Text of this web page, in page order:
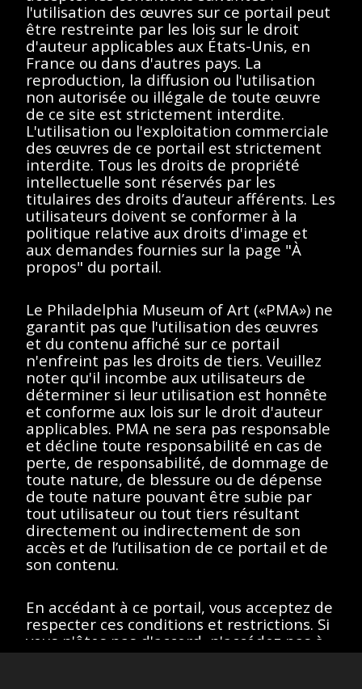
< Toutes les séries
Suzanne Duchamp dans un jardin
Afficher éléments <<<
Aucun résultat
trouvé.
Veuillez essayer de
supprimer les filtres ou
essayez un autre terme
de recherche.
Afficher éléments << < >>>
Toutes les œuvres de ce site sont protégées par les lois sur
le droit d'auteur des États-Unis, de la France ou d'autres
pays, selon le cas, ou peuvent comporter certaines
restrictions quant à leur utilisation respective. L’ensemble des
conformer à la politique relative aux droits d'image et aux
demandes fournies sur la page "À propos" du portail.
Site version : 1.0
l'utilisation des œuvres sur ce portail peut
être restreinte par les lois sur le droit
d'auteur applicables aux États-Unis, en
France ou dans d'autres pays. La
reproduction, la diffusion ou l'utilisation
non autorisée ou illégale de toute œuvre
de ce site est strictement interdite.
L'utilisation ou l'exploitation commerciale
des œuvres de ce portail est strictement
interdite. Tous les droits de propriété
intellectuelle sont réservés par les
titulaires des droits d’auteur afférents. Les
utilisateurs doivent se conformer à la
politique relative aux droits d'image et
aux demandes fournies sur la page "À
propos" du portail.
Le Philadelphia Museum of Art («PMA») ne
garantit pas que l'utilisation des œuvres
et du contenu affiché sur ce portail
n'enfreint pas les droits de tiers. Veuillez
noter qu'il incombe aux utilisateurs de
déterminer si leur utilisation est honnête
et conforme aux lois sur le droit d'auteur
applicables. PMA ne sera pas responsable
et décline toute responsabilité en cas de
perte, de responsabilité, de dommage de
toute nature, de blessure ou de dépense
de toute nature pouvant être subie par
tout utilisateur ou tout tiers résultant
directement ou indirectement de son
accès et de l’utilisation de ce portail et de
son contenu.
En accédant à ce portail, vous acceptez de
respecter ces conditions et restrictions. Si
vous n'êtes pas d'accord, n'accédez pas à
ce portail.